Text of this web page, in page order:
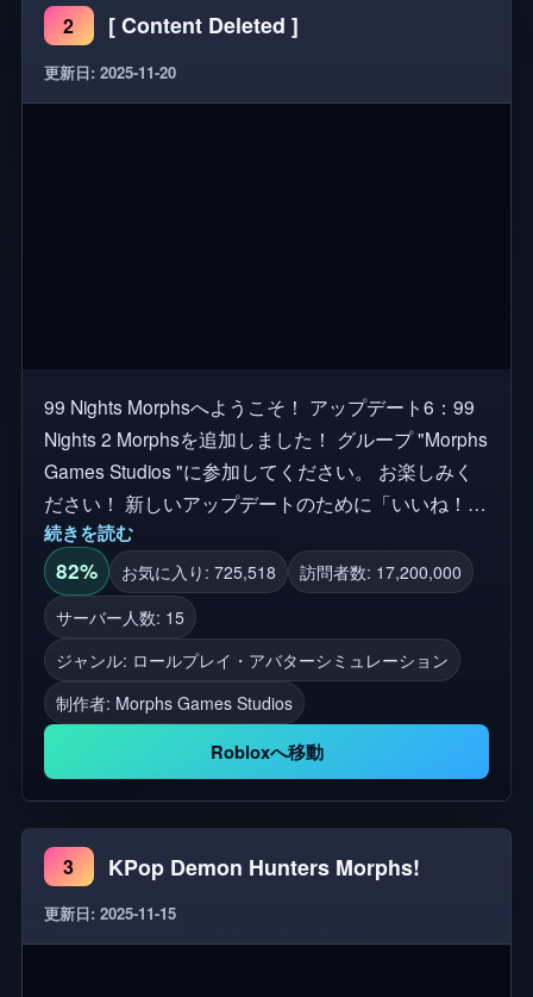
ップ、バンゾー・バニー、PJ、 プロトタイプ、ドー
イ、ヤルナビ、マルチプレイヤーホラー、ジャンプ
スケア、脱出ゲーム、オビー、工場ゲーム、サバイ
バル、Robloxホラー、Roblox RP、トレンド、最高
2 [ Content Deleted ]
更新日: 2025-11-20
99 Nights Morphsへようこそ！ アップデート6：99
Nights 2 Morphsを追加しました！ グループ "Morphs
Games Studios "に参加してください。 お楽しみく
ださい！ 新しいアップデートのために「いいね！」
と「お気に入り」をお忘れなく！ 合計モーフ数: 45
森の99の夜, 森の99の夜モーフ, 森の99の夜ロールプ
レイ, 森の99の夜モーフロールプレイ, 森の99の夜ゲ
ーム, 森の99の夜キャラクター, 森の99の夜アップデ
ート, 森の99の夜RP, 森の99の夜モーフ, 森の99の夜
RP、森のモーフ, 森のロールプレイ, 森の生き物, 鹿
のモーフ, 狼のモーフ, 狐のモーフ, 熊のモーフ, フク
ロウのモーフ, ウサギのモーフ, 呪われたモーフ, ホ
シュールモーフ, AI動物, AIモーフ, Robloxモーフ,
Robloxロールプレイ, 99ナイツアップデート6
続きを読む
82% お気に入り: 725,518
訪問者数: 17,200,000
サーバー人数: 15
ジャンル: ロールプレイ・アバターシミュレーション
制作者: Morphs Games Studios
Robloxへ移動
3 KPop Demon Hunters Morphs!
更新日: 2025-11-15